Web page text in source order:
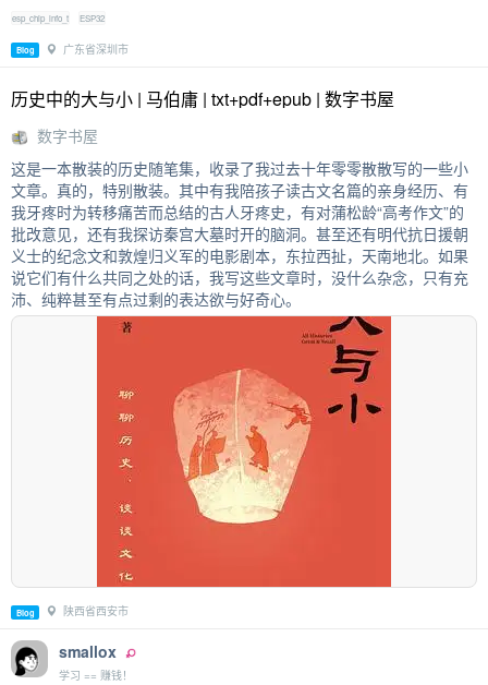
esp_chip_info_t ESP32
Blog 广东省深圳市
历史中的大与小 | 马伯庸 | txt+pdf+epub | 数字书屋
数字书屋
这是一本散装的历史随笔集，收录了我过去十年零零散散写的一些小
文章。真的，特别散装。其中有我陪孩子读古文名篇的亲身经历、有
我牙疼时为转移痛苦而总结的古人牙疼史，有对蒲松龄“高考作文”的
批改意见，还有我探访秦宫大墓时开的脑洞。甚至还有明代抗日援朝
义士的纪念文和敦煌归义军的电影剧本，东拉西扯，天南地北。如果
说它们有什么共同之处的话，我写这些文章时，没什么杂念，只有充
沛、纯粹甚至有点过剩的表达欲与好奇心。
Blog 陕西省西安市
smallox
学习 == 赚钱！